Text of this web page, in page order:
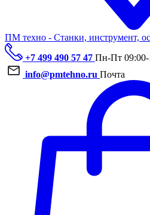
ПМ техно - Станки, инструмент,
+7 499 490 57 47 Пн-Пт
info@pmtehno.ru Почта